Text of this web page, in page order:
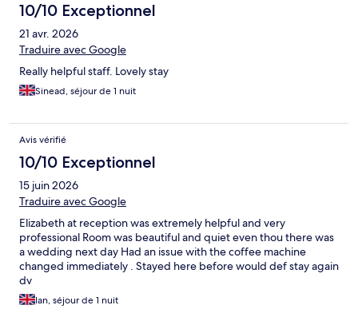
10/10 Exceptionnel
21 avr. 2026
Traduire avec Google
Really helpful staff. Lovely stay
Sinead, séjour de 1 nuit
Avis vérifié
10/10 Exceptionnel
15 juin 2026
Traduire avec Google
Elizabeth at reception was extremely helpful and very
professional Room was beautiful and quiet even thou there was
a wedding next day Had an issue with the coffee machine
changed immediately . Stayed here before would def stay again
dv
Ian, séjour de 1 nuit